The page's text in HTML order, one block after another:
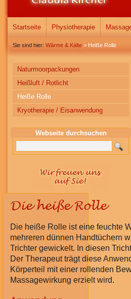
Startseite Physiotherapie
Sie sind hier: Wärme & Kälte > Heiße Rolle
Naturmoorpackungen
Heißluft / Rotlicht
Heiße Rolle
Kryotherapie / Eisanwendung
Webseite durchsuchen
Die heiße Rolle
Die heiße Rolle ist eine feuchte
mehreren dünnen Handtüchern
Trichter gewickelt. In diesen
Der Therapeut trägt diese
Körperteil mit einer rollenden
Massagewirkung erzielt wird.